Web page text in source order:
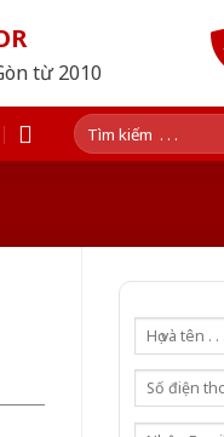
từ 2010
Tìm
kiếm: